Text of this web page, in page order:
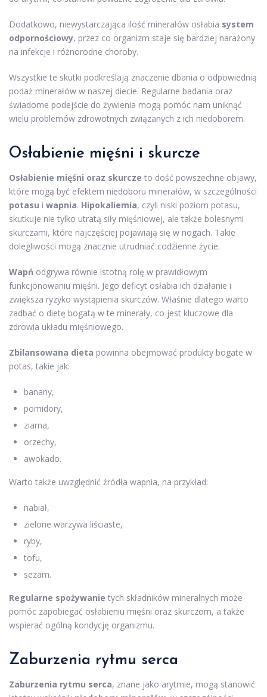
Dodatkowo, niewystarczająca ilość minerałów osłabia system
odpornościowy, przez co organizm staje się bardziej narażony
na infekcje i różnorodne choroby.
Wszystkie te skutki podkreślają znaczenie dbania o odpowiednią
podaż minerałów w naszej diecie. Regularne badania oraz
świadome podejście do żywienia mogą pomóc nam uniknąć
wielu problemów zdrowotnych związanych z ich niedoborem.
Osłabienie mięśni i skurcze
Osłabienie mięśni oraz skurcze to dość powszechne objawy,
które mogą być efektem niedoboru minerałów, w szczególności
potasu i wapnia. Hipokaliemia, czyli niski poziom potasu,
skutkuje nie tylko utratą siły mięśniowej, ale także bolesnymi
skurczami, które najczęściej pojawiają się w nogach. Takie
dolegliwości mogą znacznie utrudniać codzienne życie.
Wapń odgrywa równie istotną rolę w prawidłowym
funkcjonowaniu mięśni. Jego deficyt osłabia ich działanie i
zwiększa ryzyko wystąpienia skurczów. Właśnie dlatego warto
zadbać o dietę bogatą w te minerały, co jest kluczowe dla
zdrowia układu mięśniowego.
Zbilansowana dieta powinna obejmować produkty bogate w
potas, takie jak:
banany,
pomidory,
ziarna,
orzechy,
awokado.
Warto także uwzględnić źródła wapnia, na przykład:
nabiał,
zielone warzywa liściaste,
ryby,
tofu,
sezam.
Regularne spożywanie tych składników mineralnych może
pomóc zapobiegać osłabieniu mięśni oraz skurczom, a także
wspierać ogólną kondycję organizmu.
Zaburzenia rytmu serca
Zaburzenia rytmu serca, znane jako arytmie, mogą stanowić